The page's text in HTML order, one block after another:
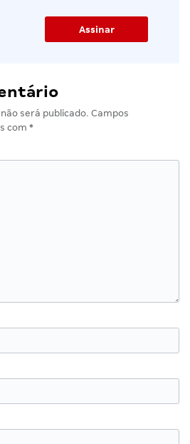
será publicado. Campos
com *